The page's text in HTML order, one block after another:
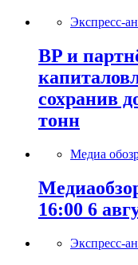
Экспресс-
BP и
сохранив
тонн
Медиа
16:00 6
Экспресс-